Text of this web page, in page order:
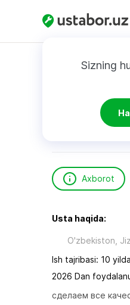
Sizning
Ha
Bosh sahifa
Axborot
Usta haqida:
O'zbekiston,
Ish tajribasi: 10
2026 Dan
сделаем все